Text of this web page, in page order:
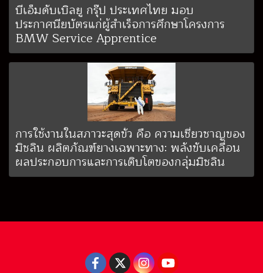
บีเอ็มดับเบิลยู กรุ๊ป ประเทศไทย มอบ
ประกาศนียบัตรแก่ผู้สำเร็จการศึกษาโครงการ
BMW Service Apprentice
การใช้งานในสภาวะสุดขั้ว คือ ความเชี่ยวชาญของ
มิชลิน ผลิตภัณฑ์ยางเฉพาะทาง: พลังขับเคลื่อน
ผลประกอบการและการเติบโตของกลุ่มมิชลิน